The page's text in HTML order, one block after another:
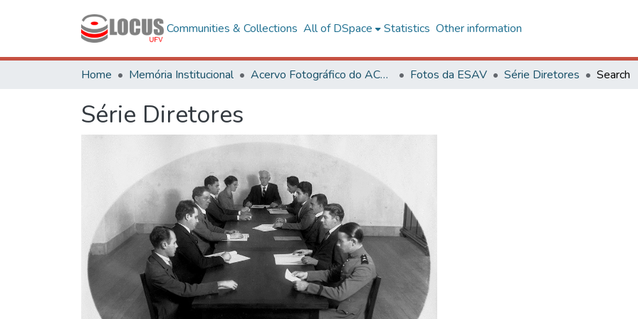
Communities & Collections All of DSpace Statistics Other information
Home Memória Institucional Acervo Fotográfico do ACH-UFV Fotos da ESAV Série Diretores Search
Série Diretores